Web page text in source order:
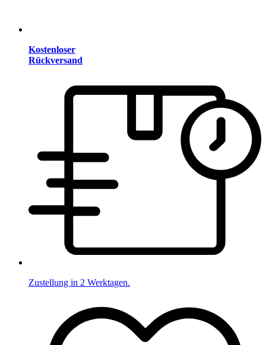
Kostenloser
Rückversand
Zustellung in 2 Werktagen.